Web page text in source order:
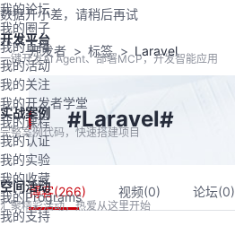
开发平台
一键开发AI Agent、部署MCP，开发智能应用
实战案例
完整案例代码，快速搭建项目
空间活动
汇聚精彩活动，热爱从这里开始
我的论坛
我的圈子
我的直播
我的活动
我的关注
我的开发者学堂
我的课程
我的认证
我的实验
我的收藏
我的Programs
我的支持
数据开小差，请稍后再试
开发者 标签 Laravel
#Laravel#
博客(266) 视频(0) 论坛(0)